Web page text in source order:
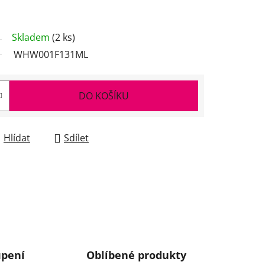
Skladem (2 ks)
WHW001F131ML
DO KOŠÍKU
Hlídat Sdílet
Oblíbené produkty